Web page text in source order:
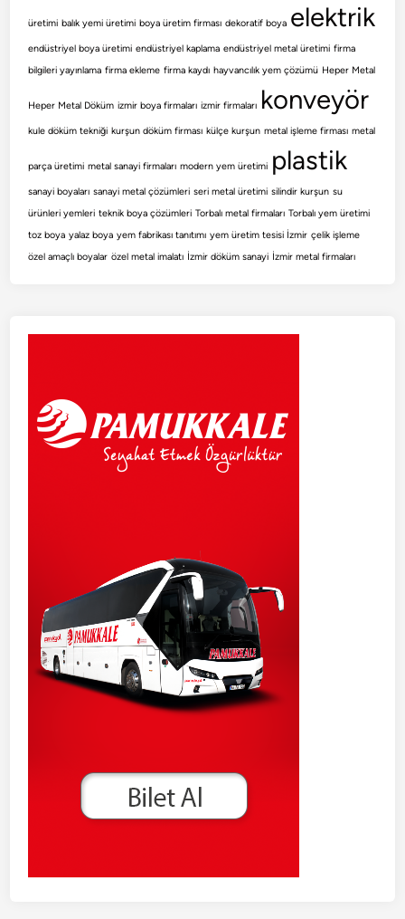
üretimi balık yemi üretimi boya üretim firması dekoratif boya elektrik
endüstriyel boya üretimi endüstriyel kaplama endüstriyel metal üretimi firma
bilgileri yayınlama firma ekleme firma kaydı hayvancılık yem çözümü Heper Metal
Heper Metal Döküm izmir boya firmaları izmir firmaları konveyör
kule döküm tekniği kurşun döküm firması külçe kurşun metal işleme firması metal
parça üretimi metal sanayi firmaları modern yem üretimi plastik
sanayi boyaları sanayi metal çözümleri seri metal üretimi silindir kurşun su
ürünleri yemleri teknik boya çözümleri Torbalı metal firmaları Torbalı yem üretimi
toz boya yalaz boya yem fabrikası tanıtımı yem üretim tesisi İzmir çelik işleme
özel amaçlı boyalar özel metal imalatı İzmir döküm sanayi İzmir metal firmaları